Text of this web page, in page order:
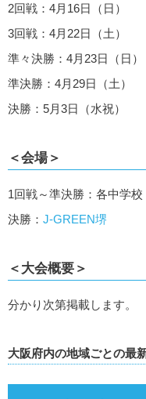
2回戦：4月16日（日）
3回戦：4月22日（土）
準々決勝：4月23日（日）
準決勝：4月29日（土）
決勝：5月3日（水祝）
＜会場＞
1回戦～準決勝：各中学校
決勝： J-GREEN堺
＜大会概要＞
分かり次第掲載します。
大阪府内の地域ごとの最